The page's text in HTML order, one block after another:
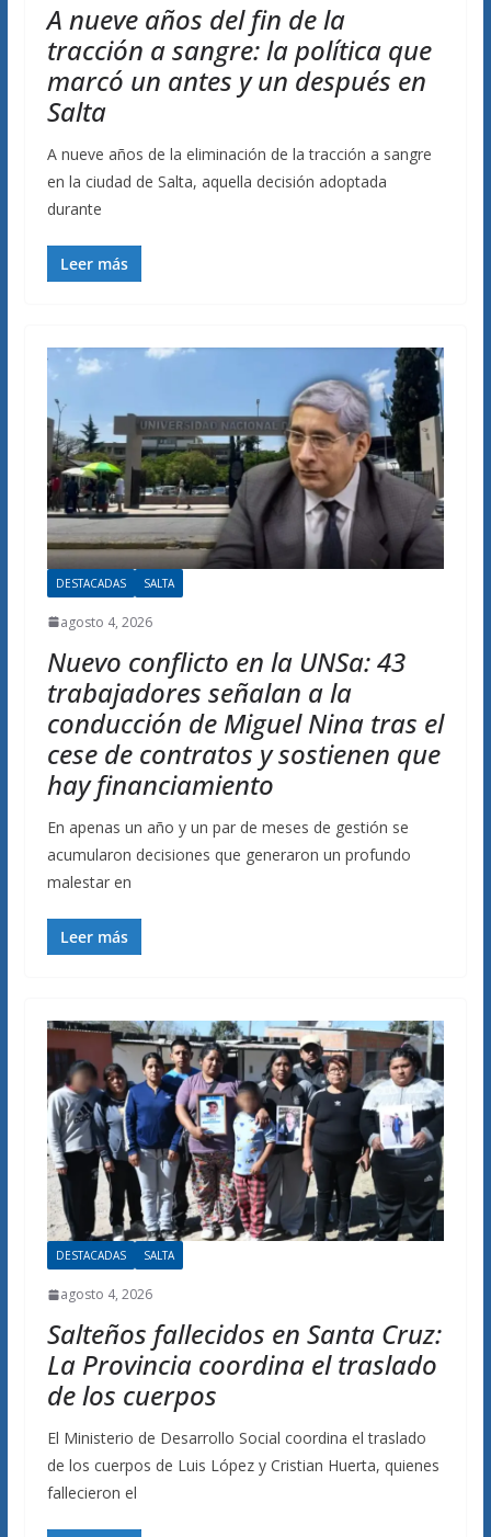
A nueve años del fin de la
tracción a sangre: la política que
marcó un antes y un después en
Salta
A nueve años de la eliminación de la tracción a sangre
en la ciudad de Salta, aquella decisión adoptada
durante
Leer más
DESTACADAS SALTA
agosto 4, 2026
Nuevo conflicto en la UNSa: 43
trabajadores señalan a la
conducción de Miguel Nina tras el
cese de contratos y sostienen que
hay financiamiento
En apenas un año y un par de meses de gestión se
acumularon decisiones que generaron un profundo
malestar en
Leer más
DESTACADAS SALTA
agosto 4, 2026
Salteños fallecidos en Santa Cruz:
La Provincia coordina el traslado
de los cuerpos
El Ministerio de Desarrollo Social coordina el traslado
de los cuerpos de Luis López y Cristian Huerta, quienes
fallecieron el